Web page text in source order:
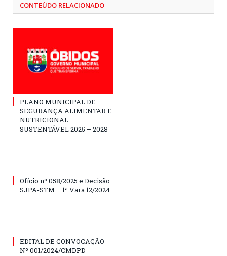
CONTEÚDO RELACIONADO
PLANO MUNICIPAL DE
SEGURANÇA ALIMENTAR E
NUTRICIONAL
SUSTENTÁVEL 2025 – 2028
Ofício nº 058/2025 e Decisão
SJPA-STM – 1ª Vara 12/2024
EDITAL DE CONVOCAÇÃO
Nº 001/2024/CMDPD